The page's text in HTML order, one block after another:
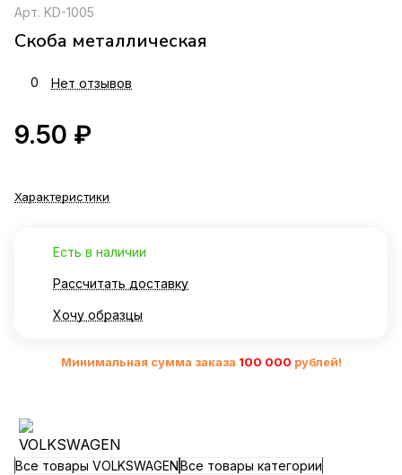
Арт. KD-1005
Скоба металлическая
0 Нет отзывов
9.50 ₽
Характеристики
Есть в наличии
Рассчитать доставку
Хочу образцы
Минимальная сумма заказа 100 000 рублей!
Все товары VOLKSWAGENВсе товары категории